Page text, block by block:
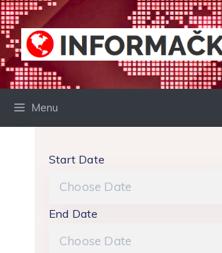
Preskočiť
na
obsah
Menu
Start Date
End Date